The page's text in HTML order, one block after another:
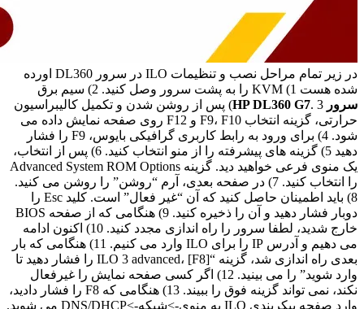
در زیر تمام مراحل نصب و تنظیمات ILO در سرور DL360 اورده
شده هست 1) KVM را به پشت سرور وصل کنید. 2) سیم برق
سرور HP DL360 G7
. 3) پس از روشن شدن و تکمیل کالیبراسیون
حرارتی، گزینه انتخاب F9، F10 و F12 روی صفحه نمایش داده می
شود. 4) برای ورود به رابط کاربری گرافیکی بایوس، F9 را فشار
دهید 5) گزینه های پیشرفته را از منو انتخاب کنید. 6) پس از انتخاب،
یک منوی فرعی خواهید دید. گزینه Advanced System ROM Options
را انتخاب کنید. 7) در صفحه بعدی، آرم “روشن” را روشن می کنید.
8) باید اطمینان حاصل کنید که آن “غیر فعال” است. کلید Esc را
دوبار فشار دهید و آن را ذخیره کنید. 9) هنگامی که از صفحه BIOS
خارج شدید، لطفا سرور را راه اندازی مجدد کنید. 10) اکنون ادامه
می دهیم و آدرس IP را برای ILO وارد می کنیم. 11) هنگامی که بار
بعدی راه اندازی شد، گزینه “ILO 3 advanced، [F8] را فشار دهید تا
وارد شوید” را می بینید. 12) اگر کسی صفحه نمایش را غیرفعال
نکند، نمی تواند گزینه فوق را ببیند. 13) هنگامی که F8 را فشار دادید،
وارد صفحه پیکربندی ILO به منوی->شبکه->DNS/DHCP می شوید.